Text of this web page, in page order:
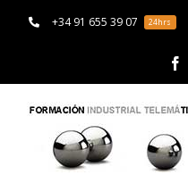
+34 91 655 39 07 24hrs